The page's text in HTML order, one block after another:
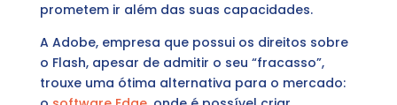
prometem ir além das suas capacidades.
A Adobe, empresa que possui os direitos sobre
o Flash, apesar de admitir o seu “fracasso”,
trouxe uma ótima alternativa para o mercado: